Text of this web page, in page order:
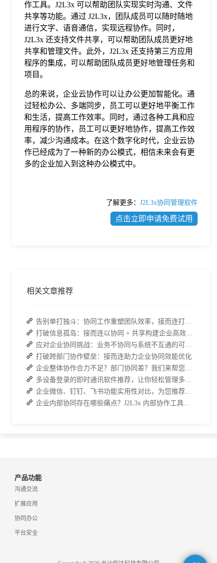
作工具。J2L3x 可以帮助团队实现实时沟通、文件
共享等功能。通过 J2L3x，团队成员可以随时随地
进行文字、语音通信，实现远程协作。同时，
J2L3x 还支持文件共享，可以帮助团队成员更好地
共享和管理文件。此外，J2L3x 还支持第三方应用
程序的集成，可以帮助团队成员更好地管理任务和
项目。
总的来说，企业云协作可以让办公更加智能化。通
过轻松办公、多端同步，员工可以更好地平衡工作
和生活，提高工作效率。同时，通过各种工具和应
用程序的协作，员工可以更好地协作，提高工作效
率，减少沟通成本。在这个数字化时代，企业云协
作已经成为了一种新的办公模式，相信未来会有更
多的企业加入到这种办公模式中。
了解更多： J2L3x协同管理软件
点击立即申请免费试用
相关文章推荐
打破跨部门协作壁垒：接而连助力企业协同效能优化
产品功能
沟通交流
扩展应用
协同办公
平台安全